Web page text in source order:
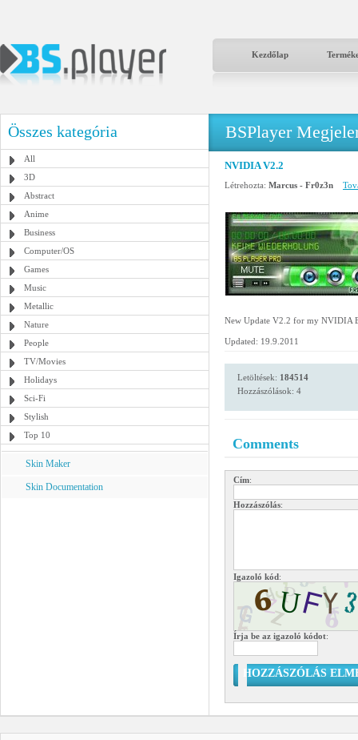
Kezdőlap
Összes kategória
All
3D
Abstract
Anime
Business
Computer/OS
Games
Music
Metallic
Nature
People
TV/Movies
Holidays
Sci-Fi
Stylish
Top 10
Skin Maker
Skin Documentation
BSPlayer
NVIDIA V2.2
Létrehozta: Marcus - Fr0z3n
New Update V2.2 for my NVIDIA
Updated: 19.9.2011
Letöltések: 184514
Hozzászólások: 4
Comments
Cím:
Hozzászólás:
Igazoló kód:
Írja be az igazoló kódot:
HOZZÁSZÓLÁS